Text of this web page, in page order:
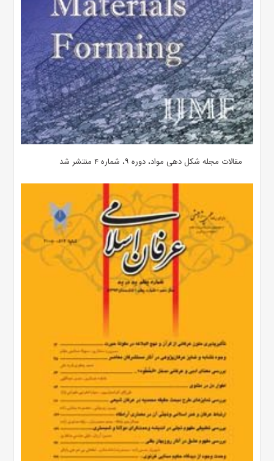
مقالات مجله شکل دهی مواد، دوره ۹، شماره ۴ منتشر شد